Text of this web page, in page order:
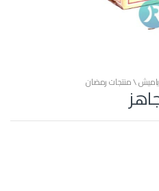
ياميش \ منتجات رمضان